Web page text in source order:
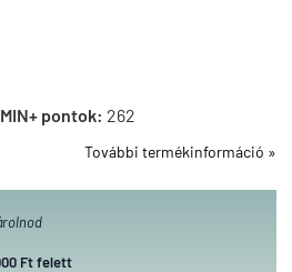
pontok: 262
További termékinformáció »
Ft felett